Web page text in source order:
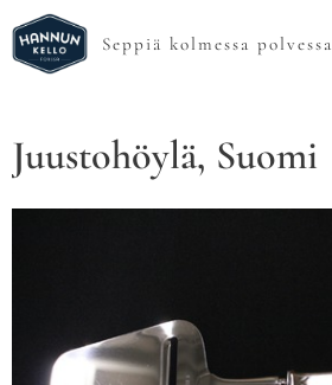
Seppiä kolmessa polvessa
Juustohöylä, Suomi